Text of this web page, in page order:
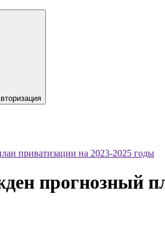
приватизации на 2023-2025 годы
прогнозный